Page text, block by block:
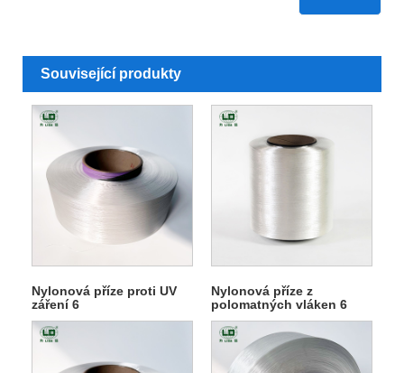
Související produkty
Nylonová příze proti UV
záření 6
Nylonová příze z
polomatných vláken 6